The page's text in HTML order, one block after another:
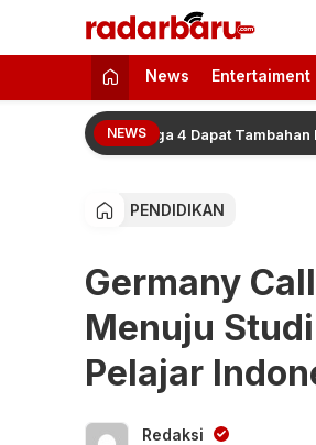
radarbaru.com
Informasi Berita Terbaru dan
News Entertaiment
NEWS
2 hingga 4 Dapat Tambahan Rp500
PENDIDIKAN
Germany
Menuju
Pelajar
Redaksi